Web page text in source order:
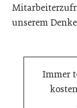
unserem
Immer